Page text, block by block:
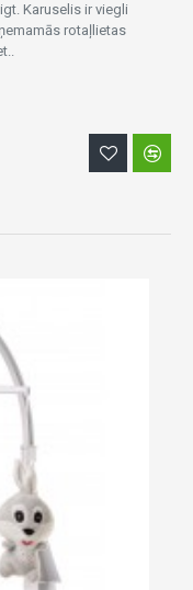
Karuselis ir viegli
rotaļlietas